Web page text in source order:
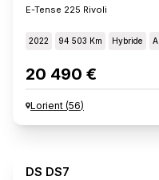
E-Tense 225 Rivoli
2022 94 503 Km Hybride
20 490 €
Lorient (56)
DS DS7